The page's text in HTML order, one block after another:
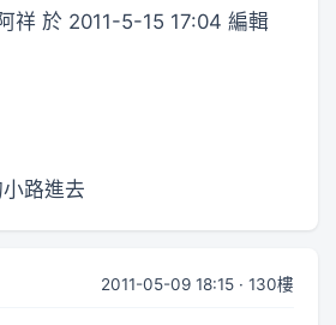
祥 於 2011-5-15 17:04 編輯
路進去
2011-05-09 18:15 · 130樓